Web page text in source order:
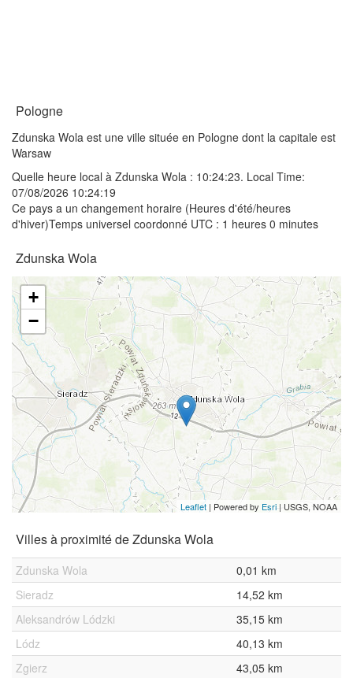
Pologne
Zdunska Wola est une ville située en Pologne dont la capitale est
Warsaw
Quelle heure local à Zdunska Wola : 10:24:23. Local Time:
07/08/2026 10:24:19
Ce pays a un changement horaire (Heures d'été/heures
d'hiver)Temps universel coordonné UTC : 1 heures 0 minutes
Zdunska Wola
+
−
Leaflet | Powered by Esri | USGS, NOAA
Villes à proximité de Zdunska Wola
Zdunska Wola
0,01 km
Sieradz
14,52 km
Aleksandrów Lódzki
35,15 km
Lódz
40,13 km
Zgierz
43,05 km